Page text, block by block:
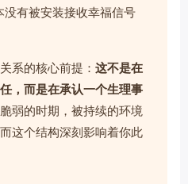
没有被安装接收幸福信号
系的核心前提： 这不是在
，而是在承认一个生理事
弱的时期，被持续的环境
这个结构深刻影响着你此